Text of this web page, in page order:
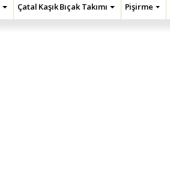
Çatal Kaşık Bıçak Takımı Pişirme